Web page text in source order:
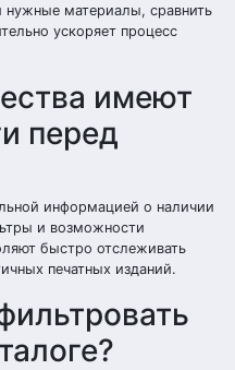
материалы, сравнить
ускоряет процесс
имеют
перед
информацией о наличии
и возможности
быстро отслеживать
печатных изданий.